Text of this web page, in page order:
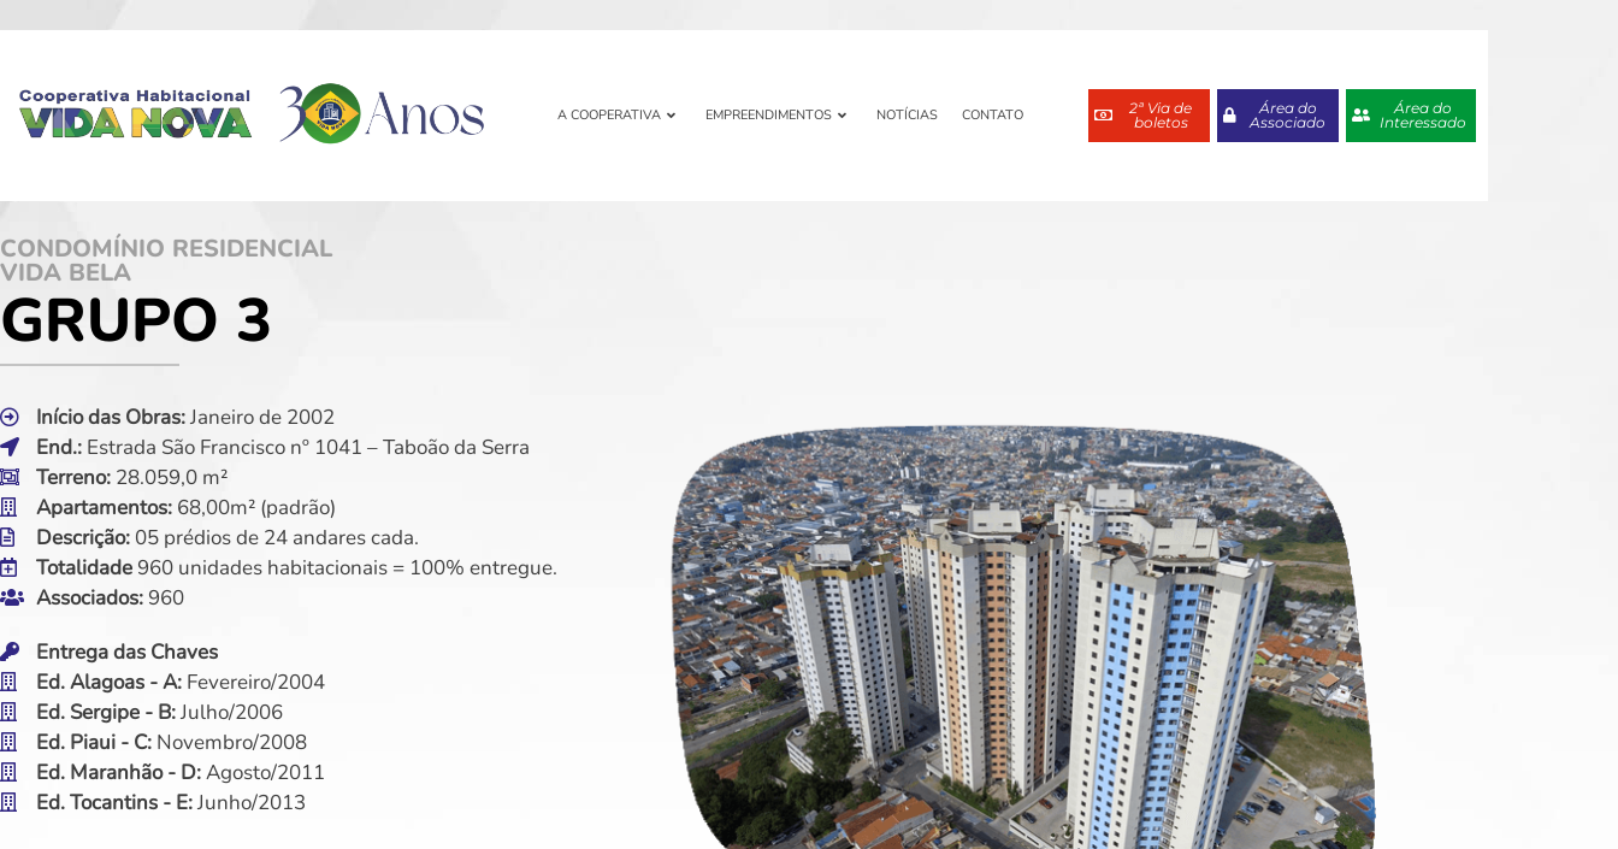
A COOPERATIVA EMPREENDIMENTOS NOTÍCIAS CONTATO
2ª Via de
boletos
Área do
Associado
Área do
Interessado
CONDOMÍNIO RESIDENCIAL
VIDA BELA
GRUPO 3
Início das Obras:Janeiro de 2002
End.: Estrada São Francisco nº 1041 – Taboão da Serra
Terreno: 28.059,0 m²
Apartamentos: 68,00m² (padrão)
Descrição: 05 prédios de 24 andares cada.
Totalidade 960 unidades habitacionais = 100% entregue.
Associados: 960
Entrega das Chaves
Ed. Alagoas - A: Fevereiro/2004
Ed. Sergipe - B:Julho/2006
Ed. Piaui - C: Novembro/2008
Ed. Maranhão - D:Agosto/2011
Ed. Tocantins - E:Junho/2013